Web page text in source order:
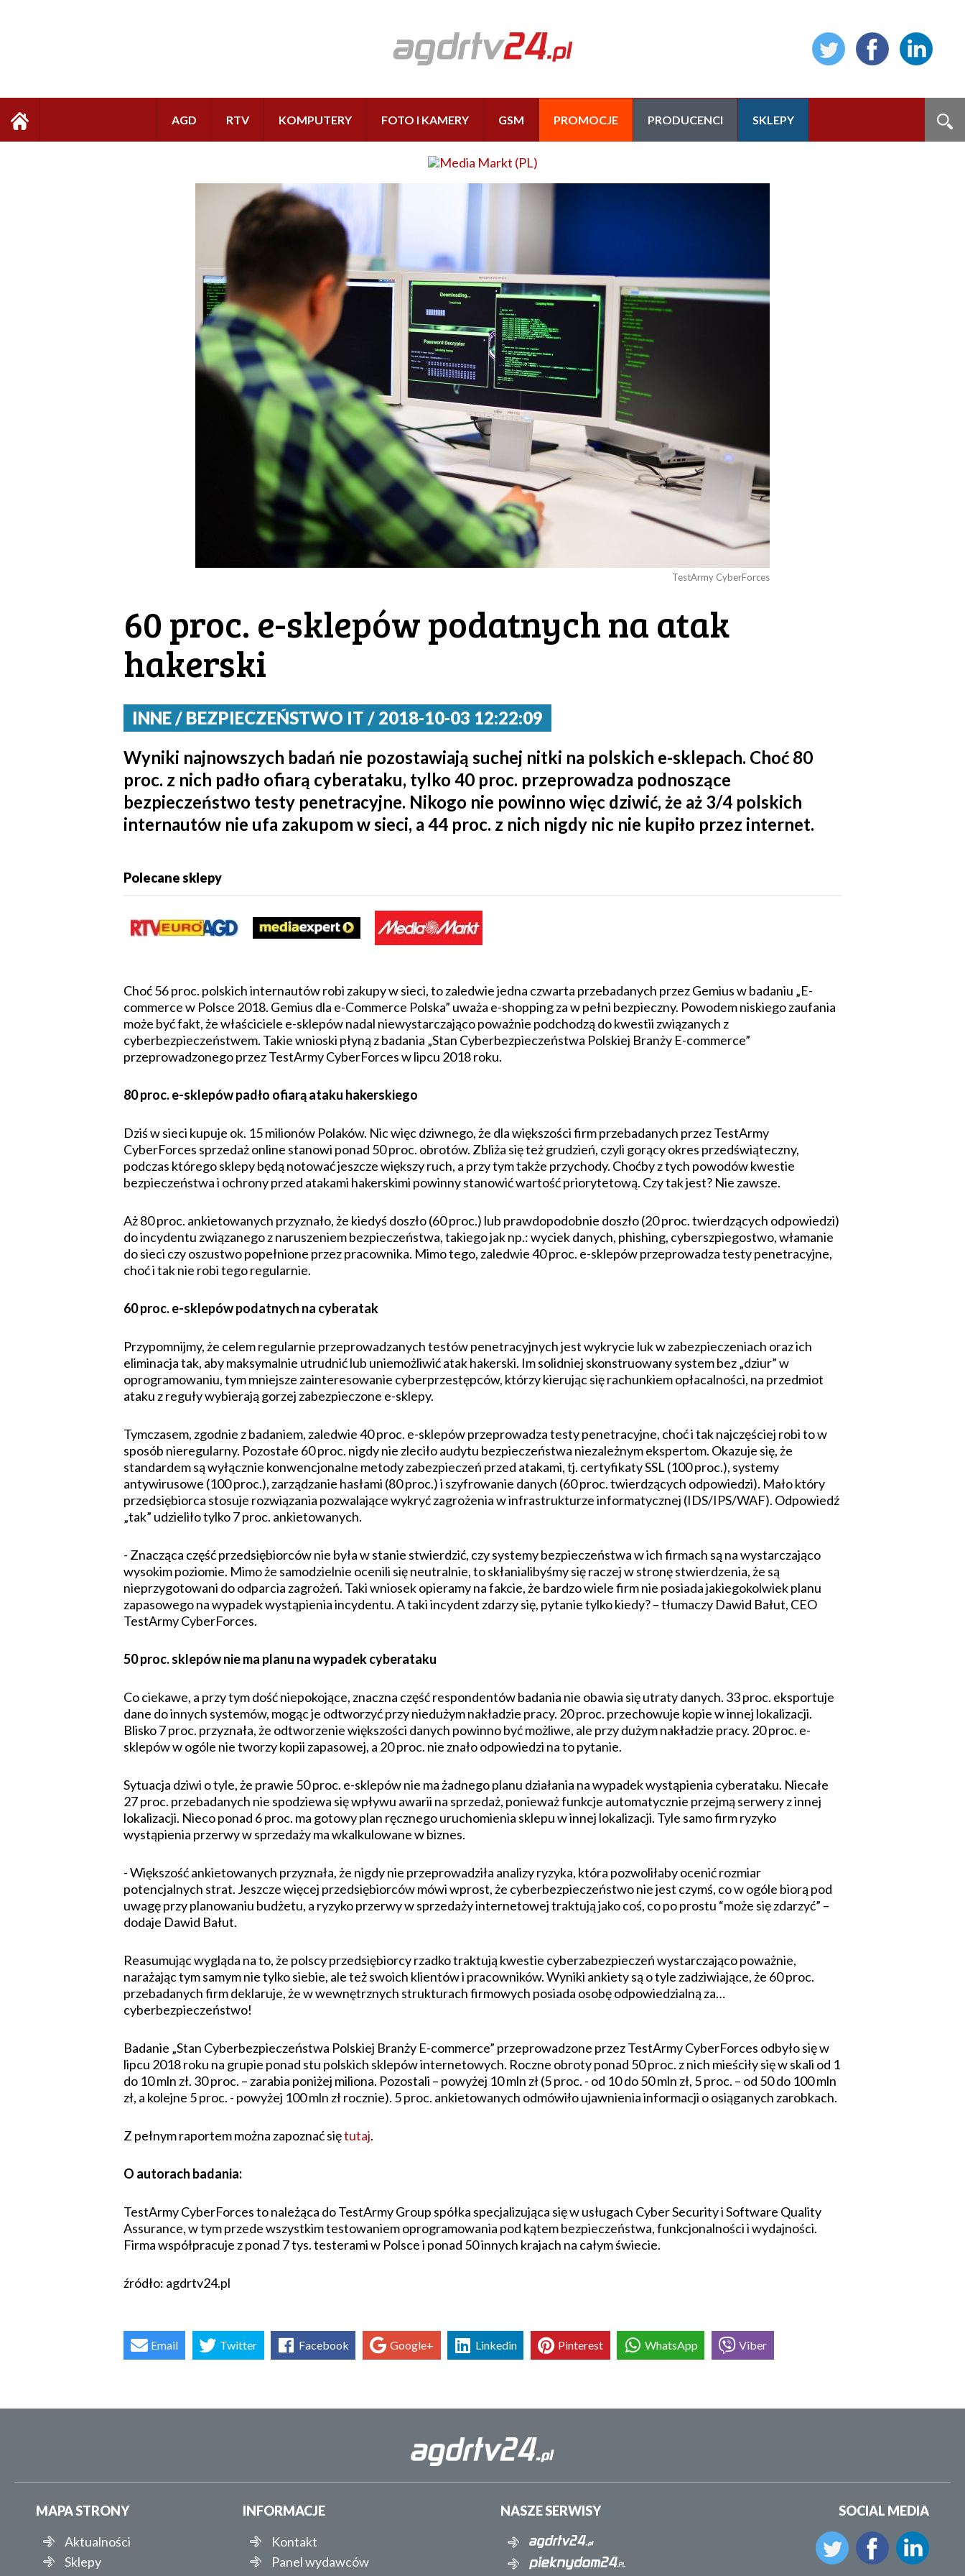
AGD RTV KOMPUTERY FOTO I KAMERY GSM PROMOCJE PRODUCENCI SKLEPY
TestArmy CyberForces
60 proc. e-sklepów podatnych na atak
hakerski
INNE / BEZPIECZEŃSTWO IT / 2018-10-03 12:22:09
Wyniki najnowszych badań nie pozostawiają suchej nitki na polskich e-sklepach. Choć 80
proc. z nich padło ofiarą cyberataku, tylko 40 proc. przeprowadza podnoszące
bezpieczeństwo testy penetracyjne. Nikogo nie powinno więc dziwić, że aż 3/4 polskich
internautów nie ufa zakupom w sieci, a 44 proc. z nich nigdy nic nie kupiło przez internet.
Polecane sklepy
Choć 56 proc. polskich internautów robi zakupy w sieci, to zaledwie jedna czwarta przebadanych przez Gemius w badaniu „E-
commerce w Polsce 2018. Gemius dla e-Commerce Polska” uważa e-shopping za w pełni bezpieczny. Powodem niskiego zaufania
może być fakt, że właściciele e-sklepów nadal niewystarczająco poważnie podchodzą do kwestii związanych z
cyberbezpieczeństwem. Takie wnioski płyną z badania „Stan Cyberbezpieczeństwa Polskiej Branży E-commerce”
przeprowadzonego przez TestArmy CyberForces w lipcu 2018 roku.
80 proc. e-sklepów padło ofiarą ataku hakerskiego
Dziś w sieci kupuje ok. 15 milionów Polaków. Nic więc dziwnego, że dla większości firm przebadanych przez TestArmy
CyberForces sprzedaż online stanowi ponad 50 proc. obrotów. Zbliża się też grudzień, czyli gorący okres przedświąteczny,
podczas którego sklepy będą notować jeszcze większy ruch, a przy tym także przychody. Choćby z tych powodów kwestie
bezpieczeństwa i ochrony przed atakami hakerskimi powinny stanowić wartość priorytetową. Czy tak jest? Nie zawsze.
Aż 80 proc. ankietowanych przyznało, że kiedyś doszło (60 proc.) lub prawdopodobnie doszło (20 proc. twierdzących odpowiedzi)
do incydentu związanego z naruszeniem bezpieczeństwa, takiego jak np.: wyciek danych, phishing, cyberszpiegostwo, włamanie
do sieci czy oszustwo popełnione przez pracownika. Mimo tego, zaledwie 40 proc. e-sklepów przeprowadza testy penetracyjne,
choć i tak nie robi tego regularnie.
60 proc. e-sklepów podatnych na cyberatak
Przypomnijmy, że celem regularnie przeprowadzanych testów penetracyjnych jest wykrycie luk w zabezpieczeniach oraz ich
eliminacja tak, aby maksymalnie utrudnić lub uniemożliwić atak hakerski. Im solidniej skonstruowany system bez „dziur” w
oprogramowaniu, tym mniejsze zainteresowanie cyberprzestępców, którzy kierując się rachunkiem opłacalności, na przedmiot
ataku z reguły wybierają gorzej zabezpieczone e-sklepy.
Tymczasem, zgodnie z badaniem, zaledwie 40 proc. e-sklepów przeprowadza testy penetracyjne, choć i tak najczęściej robi to w
sposób nieregularny. Pozostałe 60 proc. nigdy nie zleciło audytu bezpieczeństwa niezależnym ekspertom. Okazuje się, że
standardem są wyłącznie konwencjonalne metody zabezpieczeń przed atakami, tj. certyfikaty SSL (100 proc.), systemy
antywirusowe (100 proc.), zarządzanie hasłami (80 proc.) i szyfrowanie danych (60 proc. twierdzących odpowiedzi). Mało który
przedsiębiorca stosuje rozwiązania pozwalające wykryć zagrożenia w infrastrukturze informatycznej (IDS/IPS/WAF). Odpowiedź
„tak” udzieliło tylko 7 proc. ankietowanych.
- Znacząca część przedsiębiorców nie była w stanie stwierdzić, czy systemy bezpieczeństwa w ich firmach są na wystarczająco
wysokim poziomie. Mimo że samodzielnie ocenili się neutralnie, to skłanialibyśmy się raczej w stronę stwierdzenia, że są
nieprzygotowani do odparcia zagrożeń. Taki wniosek opieramy na fakcie, że bardzo wiele firm nie posiada jakiegokolwiek planu
zapasowego na wypadek wystąpienia incydentu. A taki incydent zdarzy się, pytanie tylko kiedy? – tłumaczy Dawid Bałut, CEO
TestArmy CyberForces.
50 proc. sklepów nie ma planu na wypadek cyberataku
Co ciekawe, a przy tym dość niepokojące, znaczna część respondentów badania nie obawia się utraty danych. 33 proc. eksportuje
dane do innych systemów, mogąc je odtworzyć przy niedużym nakładzie pracy. 20 proc. przechowuje kopie w innej lokalizacji.
Blisko 7 proc. przyznała, że odtworzenie większości danych powinno być możliwe, ale przy dużym nakładzie pracy. 20 proc. e-
sklepów w ogóle nie tworzy kopii zapasowej, a 20 proc. nie znało odpowiedzi na to pytanie.
Sytuacja dziwi o tyle, że prawie 50 proc. e-sklepów nie ma żadnego planu działania na wypadek wystąpienia cyberataku. Niecałe
27 proc. przebadanych nie spodziewa się wpływu awarii na sprzedaż, ponieważ funkcje automatycznie przejmą serwery z innej
lokalizacji. Nieco ponad 6 proc. ma gotowy plan ręcznego uruchomienia sklepu w innej lokalizacji. Tyle samo firm ryzyko
wystąpienia przerwy w sprzedaży ma wkalkulowane w biznes.
- Większość ankietowanych przyznała, że nigdy nie przeprowadziła analizy ryzyka, która pozwoliłaby ocenić rozmiar
potencjalnych strat. Jeszcze więcej przedsiębiorców mówi wprost, że cyberbezpieczeństwo nie jest czymś, co w ogóle biorą pod
uwagę przy planowaniu budżetu, a ryzyko przerwy w sprzedaży internetowej traktują jako coś, co po prostu “może się zdarzyć” –
dodaje Dawid Bałut.
Reasumując wygląda na to, że polscy przedsiębiorcy rzadko traktują kwestie cyberzabezpieczeń wystarczająco poważnie,
narażając tym samym nie tylko siebie, ale też swoich klientów i pracowników. Wyniki ankiety są o tyle zadziwiające, że 60 proc.
przebadanych firm deklaruje, że w wewnętrznych strukturach firmowych posiada osobę odpowiedzialną za…
cyberbezpieczeństwo!
Badanie „Stan Cyberbezpieczeństwa Polskiej Branży E-commerce” przeprowadzone przez TestArmy CyberForces odbyło się w
lipcu 2018 roku na grupie ponad stu polskich sklepów internetowych. Roczne obroty ponad 50 proc. z nich mieściły się w skali od 1
do 10 mln zł. 30 proc. – zarabia poniżej miliona. Pozostali – powyżej 10 mln zł (5 proc. - od 10 do 50 mln zł, 5 proc. – od 50 do 100 mln
zł, a kolejne 5 proc. - powyżej 100 mln zł rocznie). 5 proc. ankietowanych odmówiło ujawnienia informacji o osiąganych zarobkach.
Z pełnym raportem można zapoznać siętutaj.
O autorach badania:
TestArmy CyberForces to należąca do TestArmy Group spółka specjalizująca się w usługach Cyber Security i Software Quality
Assurance, w tym przede wszystkim testowaniem oprogramowania pod kątem bezpieczeństwa, funkcjonalności i wydajności.
Firma współpracuje z ponad 7 tys. testerami w Polsce i ponad 50 innych krajach na całym świecie.
źródło: agdrtv24.pl
Email Twitter Facebook Google+ Linkedin Pinterest WhatsApp Viber
MAPA STRONY
Aktualności
Sklepy
INFORMACJE
Kontakt
Panel wydawców
NASZE SERWISY SOCIAL MEDIA